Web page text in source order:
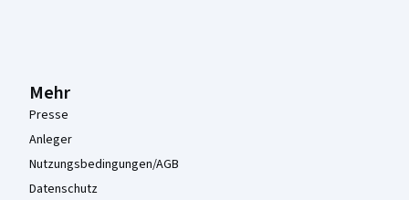
Mehr
Presse
Anleger
Nutzungsbedingungen/AGB
Datenschutz